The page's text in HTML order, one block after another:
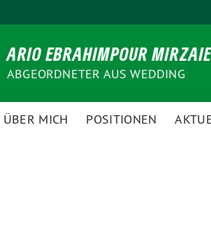
ARIO EBRAHIMPOUR MIRZAIE
ABGEORDNETER AUS WEDDING
ÜBER MICH POSITIONEN